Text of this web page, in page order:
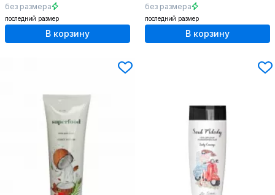
без размера
последний размер
В корзину
без размера
последний размер
В корзину